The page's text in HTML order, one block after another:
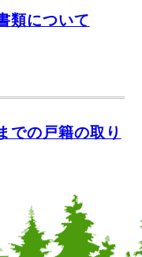
類について
での戸籍の取り